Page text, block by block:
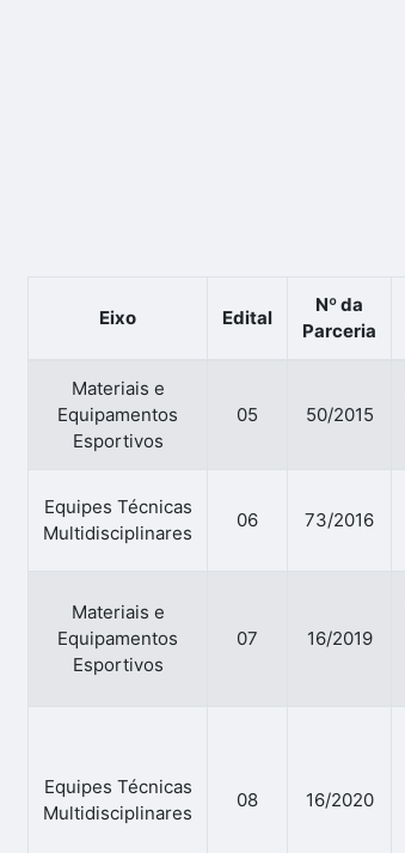
Eixo Edital
Nº da
Parceria
Materiais e
Equipamentos
Esportivos
05 50/2015
Equipes Técnicas
Multidisciplinares
06 73/2016
Materiais e
Equipamentos
Esportivos
07 16/2019
Equipes Técnicas
Multidisciplinares
08 16/2020